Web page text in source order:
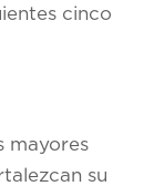
cinco
mayores
su